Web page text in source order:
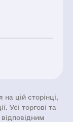
цій сторінці,
Усі торгові та